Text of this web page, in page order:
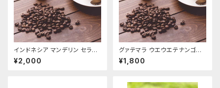
インドネシア マンデリン セラミ
ック遠赤焙煎 200g
¥2,000
グァテマラ ウエウエテナンゴフ
ァンシー 遠赤外線焙煎 200ｇ
¥1,800